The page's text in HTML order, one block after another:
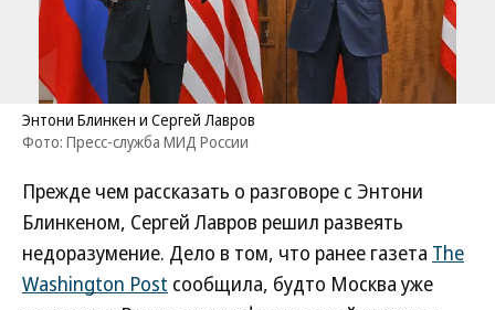
Энтони Блинкен и Сергей Лавров
Фото: Пресс-служба МИД России
Прежде чем рассказать о разговоре с Энтони
Блинкеном, Сергей Лавров решил развеять
недоразумение. Дело в том, что ранее газета The
Washington Post сообщила, будто Москва уже